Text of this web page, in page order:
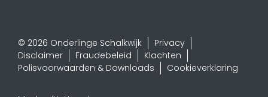
© 2026 Onderlinge Schalkwijk
Privacy
Disclaimer
Fraudebeleid
Klachten
Polisvoorwaarden & Downloads
Cookieverklaring